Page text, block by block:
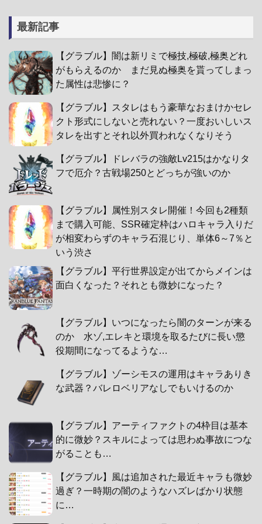
最新記事
【グラブル】闇は新リミで極技,極破,極奥どれ
がもらえるのか まだ見ぬ極奥を貰ってしまっ
た属性は悲惨に？
【グラブル】スタレはもう豪華なおまけかセレ
クト形式にしないと売れない？一度おいしいス
タレを出すとそれ以外買われなくなりそう
【グラブル】ドレバラの強敵Lv215はかなりタ
フで厄介？古戦場250とどっちが強いのか
【グラブル】属性別スタレ開催！今回も2種類
まで購入可能、SSR確定枠はハロキャラ入りだ
が相変わらずのキャラ石混じり、単体6～7％と
いう渋さ
【グラブル】平行世界設定が出てからメインは
面白くなった？それとも微妙になった？
【グラブル】いつになったら闇のターンが来る
のか 水ゾ,エレキと環境を取るたびに長い懲
役期間になってるような…
【グラブル】ゾーシモスの運用はキャラありき
な武器？バレロベリアなしでもいけるのか
【グラブル】アーティファクトの4枠目は基本
的に微妙？スキルによっては思わぬ事故につな
がることも…
【グラブル】風は追加された最近キャラも微妙
過ぎ？一時期の闇のようなハズレばかり状態
に…